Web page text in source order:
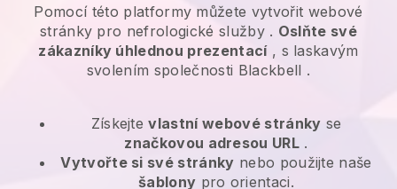
Pomocí této platformy můžete vytvořit webové
stránky pro nefrologické služby. Oslňte své
zákazníky úhlednou prezentací, s laskavým
svolením společnosti Blackbell .
Získejtevlastní webové stránky se
značkovou adresou URL .
Vytvořte si své stránky nebo použijte naše
šablony pro orientaci.